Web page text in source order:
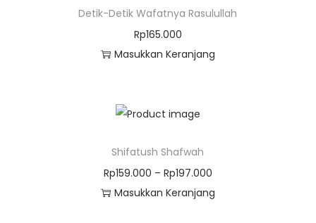
Detik-Detik Wafatnya Rasulullah
Rp165.000
Masukkan Keranjang
Shifatush Shafwah
Rp159.000 – Rp197.000
Masukkan Keranjang